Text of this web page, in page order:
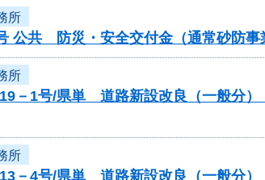
所
公共 防災・安全交付金（通常砂防
所
19－1号/県単 道路新設改良（一般分
所
13－4号/県単 道路新設改良（一般分